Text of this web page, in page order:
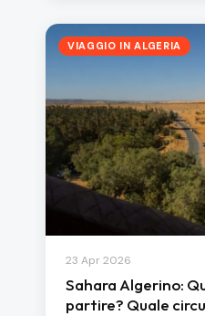
VIAGGIO IN ALGERIA
23 Apr 2026
Sahara Algerino:
partire? Quale